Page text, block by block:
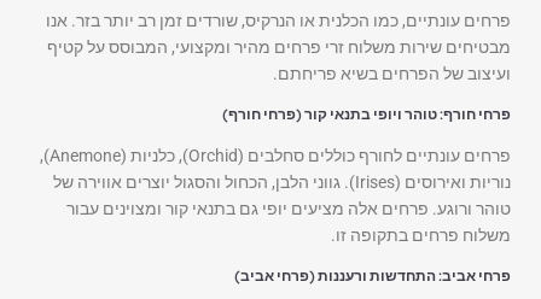
פרחים עונתיים, כמו הכלנית או הנרקיס, שורדים זמן רב יותר בזר. אנו
מבטיחים שירות משלוח זרי פרחים מהיר ומקצועי, המבוסס על קטיף
ועיצוב של הפרחים בשיא פריחתם.
פרחי חורף: טוהר ויופי בתנאי קור (פרחי חורף)
פרחים עונתיים לחורף כוללים סחלבים (Orchid), כלניות (Anemone),
נוריות ואירוסים (Irises). גווני הלבן, הכחול והסגול יוצרים אווירה של
טוהר ורוגע. פרחים אלה מציעים יופי גם בתנאי קור ומצוינים עבור
משלוח פרחים בתקופה זו.
פרחי אביב: התחדשות ורעננות (פרחי אביב)